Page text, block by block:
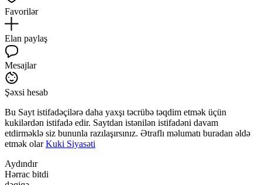
Favorilər
Elan paylaş
Mesajlar
Şəxsi hesab
Bu Sayt istifadəçilərə daha yaxşı təcrübə təqdim etmək üçün
kukilərdən istifadə edir. Saytdan istənilən istifadəni davam
etdirməklə siz bununla razılaşırsınız. Ətraflı məlumatı buradan əldə
etmək olarKuki Siyasəti
Aydındır
Hərrac bitdi